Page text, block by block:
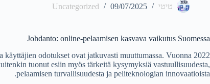
טיטי 09/07/2025
Uncategorized
Johdanto: online-pelaamisen kasvava vaikutus Suomessa
odotukset ovat jatkuvasti muuttumassa. Vuonna 2022
tuonut esiin myös tärkeitä kysymyksiä vastuullisuudesta,
pelaamisen turvallisuudesta ja peliteknologian innovaatioista.